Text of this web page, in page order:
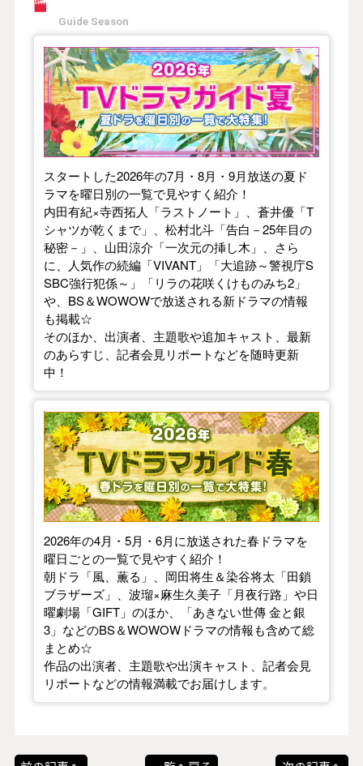
Guide Season
【2026年夏】TVドラマガイド
スタートした2026年の7月・8月・9月放送の夏ド
ラマを曜日別の一覧で見やすく紹介！
内田有紀×寺西拓人「ラストノート」、蒼井優「T
シャツが乾くまで」、松村北斗「告白－25年目の
秘密－」、山田涼介「一次元の挿し木」、さら
に、人気作の続編「VIVANT」「大追跡～警視庁S
SBC強行犯係～」「リラの花咲くけものみち2」
や、BS＆WOWOWで放送される新ドラマの情報
も掲載☆
そのほか、出演者、主題歌や追加キャスト、最新
のあらすじ、記者会見リポートなどを随時更新
中！
【2026年春】TVドラマガイド
2026年の4月・5月・6月に放送された春ドラマを
曜日ごとの一覧で見やすく紹介！
朝ドラ「風、薫る」、岡田将生＆染谷将太「田鎖
ブラザーズ」、波瑠×麻生久美子「月夜行路」や日
曜劇場「GIFT」のほか、「あきない世傳 金と銀
3」などのBS＆WOWOWドラマの情報も含めて総
まとめ☆
作品の出演者、主題歌や出演キャスト、記者会見
リポートなどの情報満載でお届けします。